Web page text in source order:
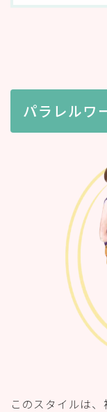
パラレルワ
このスタイルは